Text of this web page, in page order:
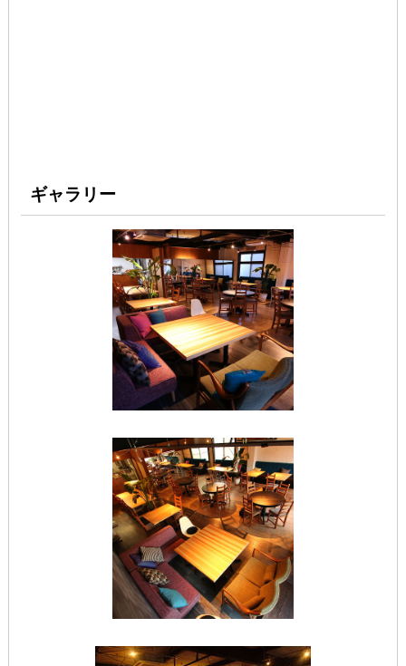
ギャラリー